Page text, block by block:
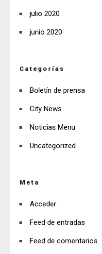
julio 2020
junio 2020
Categorías
Boletín de prensa
City News
Noticias Menu
Uncategorized
Meta
Acceder
Feed de entradas
Feed de comentarios